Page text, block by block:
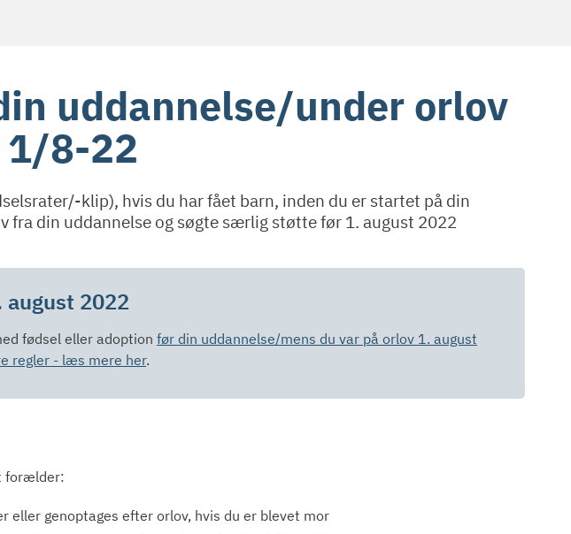
uddannelse/under orlov
1/8-22
klip), hvis du har fået barn, inden du er startet på din
fra din uddannelse og søgte særlig støtte før 1. august 2022
2022
fødsel eller adoption før din uddannelse/mens du var på orlov 1. august
regler - læs mere her.
forælder:
eller genoptages efter orlov, hvis du er blevet mor